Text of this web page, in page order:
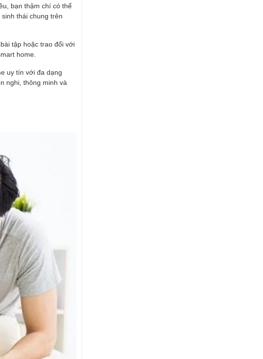
bạn thậm chí có thể
thái chung trên
tập hoặc trao đổi với
home.
uy tín với đa dạng
nghi, thông minh và